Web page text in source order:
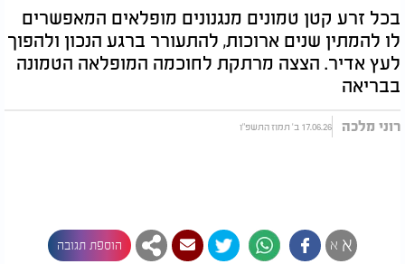
בכל זרע קטן טמונים מנגנונים מופלאים המאפשרים
לו להמתין שנים ארוכות, להתעורר ברגע הנכון ולהפוך
לעץ אדיר. הצצה מרתקת לחוכמה המופלאה הטמונה
בבריאה
רוני מלכה 17.06.26 ב' תמוז התשפ"ו
א א הוספת תגובה